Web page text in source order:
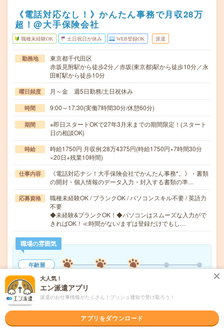
《電話対応なし！》かんたん事務で月収28万
超！@大手保険会社
職種未経験OK 土日祝日が休み WEB登録OK 派遣
勤務地
東京都千代田区
赤坂見附駅から徒歩2分／赤坂(東京都)駅から徒歩10分／永
田町駅から徒歩10分
曜日頻度 月～金 週5日勤務/土日祝休み
時間 9:00～17:30(実働7時間30分/休憩60分)
期間
※即日スタートOKで27年3月末までの期間限定！(スタート
日の相談OK)
時給
時給1750円 月収例:28万4375円(時給1750円×7時間30分
×20日+残業10時間)
仕事内容
《電話対応ナシ！大手保険会社でかんたん事務*。》・書類
の開封・個人情報のデータ入力・封入する書類の準…
応募資格
職種未経験OK / ブランクOK / パソコンスキル不要 / 英語力
不要
◆未経験&ブランクOK！◆パソコンはスムーズな入力がで
きればOK！≪時間がない/まずは登録だけでもし…
職場の雰囲気
年齢層
男女比率
女性
もっと見る
大人気！
エン派遣アプリ
派遣のお仕事情報がたくさん！プッシュ通知で受け取ろう！
アプリをダウンロード